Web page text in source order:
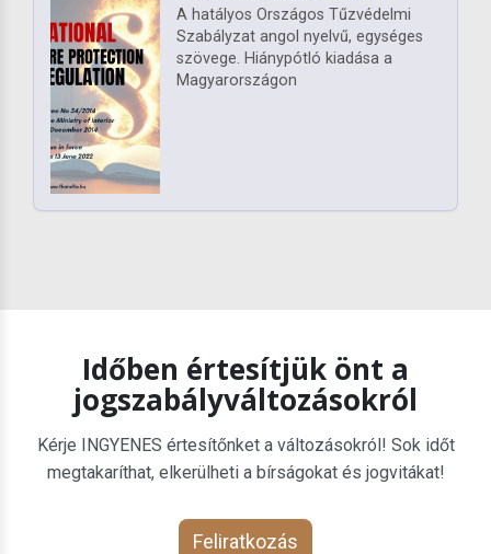
A hatályos Országos Tűzvédelmi
Szabályzat angol nyelvű, egységes
szövege. Hiánypótló kiadása a
Magyarországon
Időben értesítjük önt a
jogszabályváltozásokról
Kérje INGYENES értesítőnket a változásokról! Sok időt
megtakaríthat, elkerülheti a bírságokat és jogvitákat!
Feliratkozás